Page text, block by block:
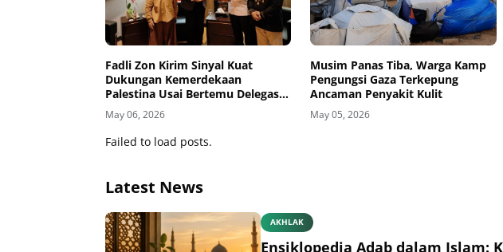
Fadli Zon Kirim Sinyal Kuat
Dukungan Kemerdekaan
Palestina Usai Bertemu Delegasi
di Kemenbud
May 06, 2026
Musim Panas Tiba, Warga Kamp
Pengungsi Gaza Terkepung
Ancaman Penyakit Kulit
May 05, 2026
Failed to load posts.
Latest News
AKHLAK
Ensiklopedia Adab dalam Islam: